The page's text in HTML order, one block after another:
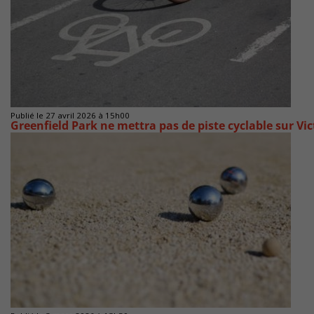
Publié le 27 avril 2026 à 15h00
Greenfield Park ne mettra pas de piste cyclable sur